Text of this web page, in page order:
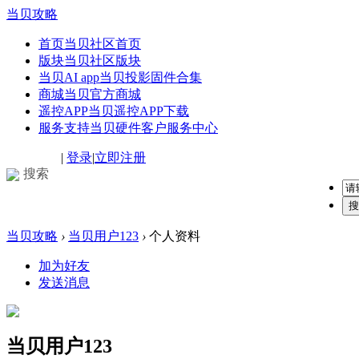
当贝攻略
首页当贝社区首页
版块当贝社区版块
当贝AI app当贝投影固件合集
商城当贝官方商城
遥控APP当贝遥控APP下载
服务支持当贝硬件客户服务中心
搜索
| 登录|立即注册
当贝攻略 › 当贝用户123 › 个人资料
加为好友
发送消息
当贝用户123